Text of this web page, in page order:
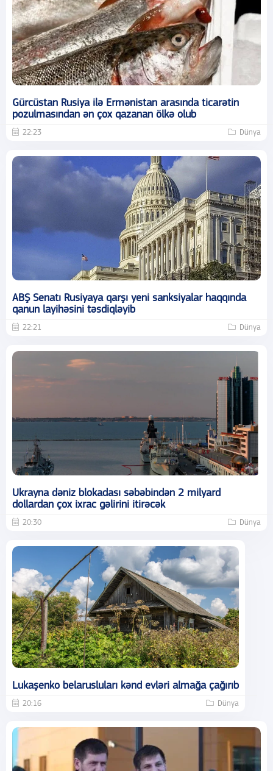
Gürcüstan Rusiya ilə Ermənistan arasında ticarətin
pozulmasından ən çox qazanan ölkə olub
22:23 Dünya
ABŞ Senatı Rusiyaya qarşı yeni sanksiyalar haqqında
qanun layihəsini təsdiqləyib
22:21 Dünya
Ukrayna dəniz blokadası səbəbindən 2 milyard
dollardan çox ixrac gəlirini itirəcək
20:30 Dünya
Lukaşenko belarusluları kənd evləri almağa çağırıb
20:16 Dünya